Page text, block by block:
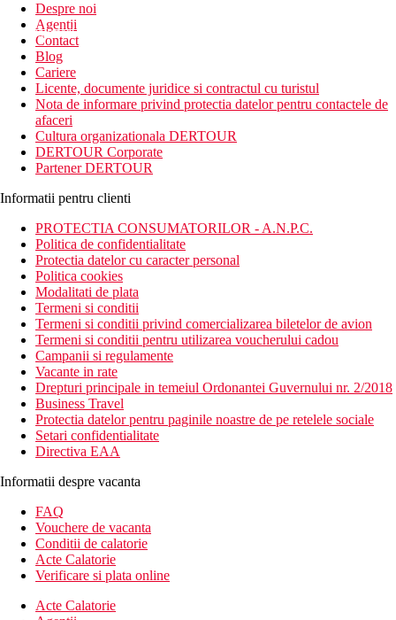
newsletter!
Despre noi
Agentii
Contact
Blog
Cariere
Licente, documente juridice si contractul cu turistul
Nota de informare privind protectia datelor pentru contactele de
afaceri
Cultura organizationala DERTOUR
DERTOUR Corporate
Partener DERTOUR
Informatii pentru clienti
PROTECTIA CONSUMATORILOR - A.N.P.C.
Politica de confidentialitate
Protectia datelor cu caracter personal
Politica cookies
Modalitati de plata
Termeni si conditii
Termeni si conditii privind comercializarea biletelor de avion
Termeni si conditii pentru utilizarea voucherului cadou
Campanii si regulamente
Vacante in rate
Drepturi principale in temeiul Ordonantei Guvernului nr. 2/2018
Business Travel
Protectia datelor pentru paginile noastre de pe retelele sociale
Setari confidentialitate
Directiva EAA
Informatii despre vacanta
FAQ
Vouchere de vacanta
Conditii de calatorie
Acte Calatorie
Verificare si plata online
Acte Calatorie